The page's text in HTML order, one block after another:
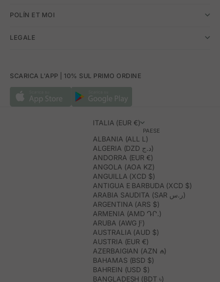
POLÍN ET MOI
LEGALE
SCARICA L'APP | 10% SUL PRIMO ORDINE
ITALIA (EUR €)
PAESE
ALBANIA (ALL L)
ALGERIA (DZD د.ج)
ANDORRA (EUR €)
ANGOLA (AOA KZ)
ANGUILLA (XCD $)
ANTIGUA E BARBUDA (XCD $)
ARABIA SAUDITA (SAR ر.س)
ARGENTINA (ARS $)
ARMENIA (AMD ԴՐ.)
ARUBA (AWG Ƒ)
AUSTRALIA (AUD $)
AUSTRIA (EUR €)
AZERBAIGIAN (AZN ₼)
BAHAMAS (BSD $)
BAHREIN (USD $)
BANGLADESH (BDT ৳)